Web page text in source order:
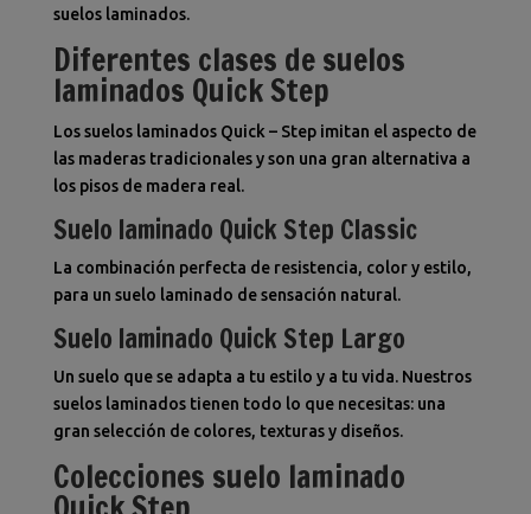
suelos laminados.
Diferentes clases de suelos
laminados Quick Step
Los suelos laminados Quick – Step imitan el aspecto de
las maderas tradicionales y son una gran alternativa a
los pisos de madera real.
Suelo laminado Quick Step Classic
La combinación perfecta de resistencia, color y estilo,
para un suelo laminado de sensación natural.
Suelo laminado Quick Step Largo
Un suelo que se adapta a tu estilo y a tu vida. Nuestros
suelos laminados tienen todo lo que necesitas: una
gran selección de colores, texturas y diseños.
Colecciones suelo laminado